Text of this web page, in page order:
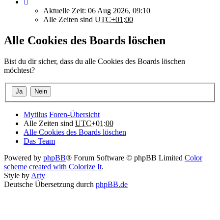
Aktuelle Zeit: 06 Aug 2026, 09:10
Alle Zeiten sind UTC+01:00
Alle Cookies des Boards löschen
Bist du dir sicher, dass du alle Cookies des Boards löschen
möchtest?
Mytilus Foren-Übersicht
Alle Zeiten sind UTC+01:00
Alle Cookies des Boards löschen
Das Team
Powered by phpBB® Forum Software © phpBB Limited Color
scheme created with Colorize It.
Style byArty
Deutsche Übersetzung durch phpBB.de